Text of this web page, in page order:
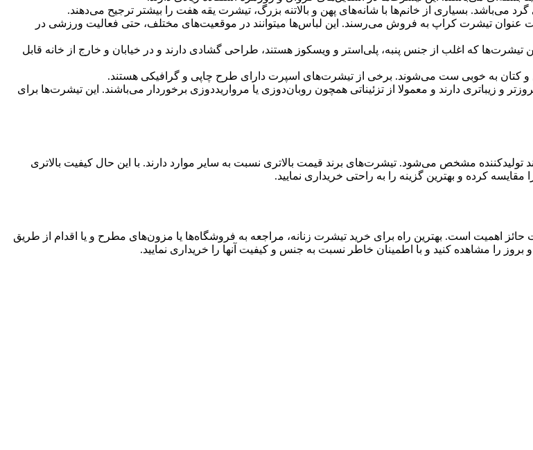
عنوان تیشرت کراپ به فروش می‌رسند. این لباس‌ها میتوانند در موقعیت‌های مختلف، حتی فعالیت ورزشی در
که اغلب از جنس پنبه، پلی‌استر و ویسکوز هستند، طراحی گشادی دارند و در خیابان و خارج از خانه قابل
کتان به خوبی ست می‌شوند. برخی از تیشرت‌های اسپرت دارای طرح چاپی و گرافیکی هستند.
دارند و معمولا از تزئیناتی همچون روبان‌دوزی یا مرواریددوزی برخوردار می‌باشند. این تیشرت‌ها برای
مشخص می‌شود. تیشرت‌های برند قیمت بالاتری نسبت به سایر موارد دارند. با این حال کیفیت بالاتری
کرده و بهترین گزینه را به راحتی خریداری نمایید.
اهمیت است. بهترین راه برای خرید تیشرت زنانه، مراجعه به فروشگاه‌ها یا مزون‌های مطرح و یا اقدام از طریق
را مشاهده کنید و با اطمینان خاطر نسبت به جنس و کیفیت آنها را خریداری نمایید.